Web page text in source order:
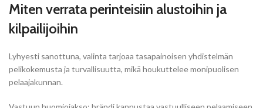
Miten verrata perinteisiin alustoihin ja
kilpailijoihin
Lyhyesti sanottuna, valinta tarjoaa tasapainoisen yhdistelmän
pelikokemusta ja turvallisuutta, mikä houkuttelee monipuolisen
pelaajakunnan.